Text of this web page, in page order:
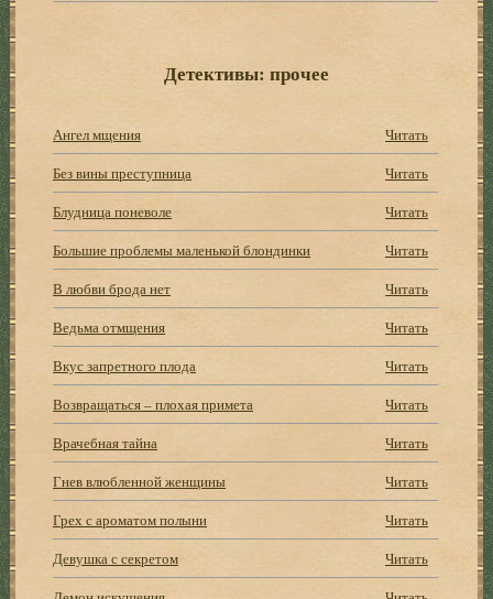
Детективы: прочее
Ангел мщения
Читать
Без вины преступница
Читать
Блудница поневоле
Читать
Большие проблемы маленькой блондинки
Читать
В любви брода нет
Читать
Ведьма отмщения
Читать
Вкус запретного плода
Читать
Возвращаться – плохая примета
Читать
Врачебная тайна
Читать
Гнев влюбленной женщины
Читать
Грех с ароматом полыни
Читать
Девушка с секретом
Читать